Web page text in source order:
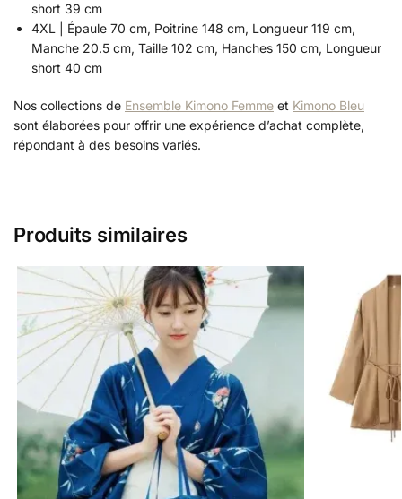
short 39 cm
4XL | Épaule 70 cm, Poitrine 148 cm, Longueur 119 cm,
Manche 20.5 cm, Taille 102 cm, Hanches 150 cm, Longueur
short 40 cm
Nos collections de Ensemble Kimono Femme et Kimono Bleu
sont élaborées pour offrir une expérience d’achat complète,
répondant à des besoins variés.
Produits similaires